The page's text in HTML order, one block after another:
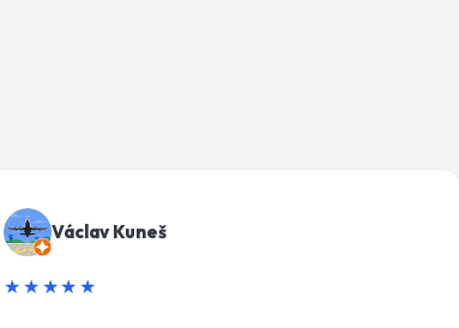
Václav Kuneš
★★★★★